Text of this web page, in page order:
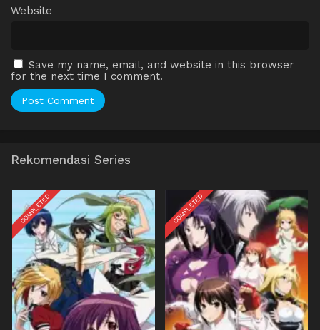
Website
Save my name, email, and website in this browser
for the next time I comment.
Rekomendasi Series
COMPLETED COMPLETED